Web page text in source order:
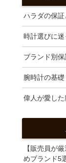
ハラダの保
時計選びに迷
ブランド別
腕時計の基礎
偉人が愛し
【販売員が
めブランド5